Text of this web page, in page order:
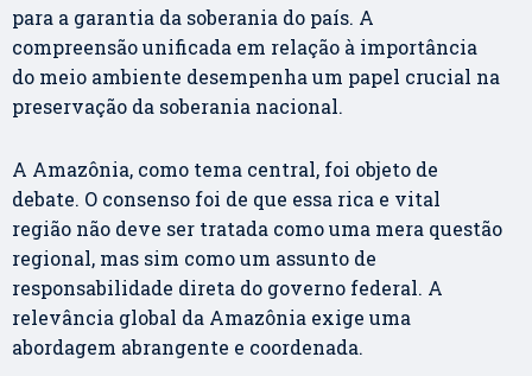
para a garantia da soberania do país. A
compreensão unificada em relação à importância
do meio ambiente desempenha um papel crucial na
preservação da soberania nacional.
A Amazônia, como tema central, foi objeto de
debate. O consenso foi de que essa rica e vital
região não deve ser tratada como uma mera questão
regional, mas sim como um assunto de
responsabilidade direta do governo federal. A
relevância global da Amazônia exige uma
abordagem abrangente e coordenada.